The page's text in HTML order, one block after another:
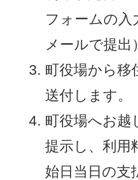
フォームの入
メールで提
町役場から移
送付します。
町役場へお越
提示し、利用
始日当日の支